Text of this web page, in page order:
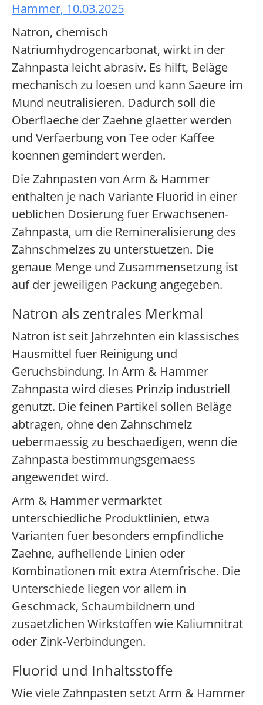
Hammer, 10.03.2025
Natron, chemisch
Natriumhydrogencarbonat, wirkt in der
Zahnpasta leicht abrasiv. Es hilft, Beläge
mechanisch zu loesen und kann Saeure im
Mund neutralisieren. Dadurch soll die
Oberflaeche der Zaehne glaetter werden
und Verfaerbung von Tee oder Kaffee
koennen gemindert werden.
Die Zahnpasten von Arm & Hammer
enthalten je nach Variante Fluorid in einer
ueblichen Dosierung fuer Erwachsenen-
Zahnpasta, um die Remineralisierung des
Zahnschmelzes zu unterstuetzen. Die
genaue Menge und Zusammensetzung ist
auf der jeweiligen Packung angegeben.
Natron als zentrales Merkmal
Natron ist seit Jahrzehnten ein klassisches
Hausmittel fuer Reinigung und
Geruchsbindung. In Arm & Hammer
Zahnpasta wird dieses Prinzip industriell
genutzt. Die feinen Partikel sollen Beläge
abtragen, ohne den Zahnschmelz
uebermaessig zu beschaedigen, wenn die
Zahnpasta bestimmungsgemaess
angewendet wird.
Arm & Hammer vermarktet
unterschiedliche Produktlinien, etwa
Varianten fuer besonders empfindliche
Zaehne, aufhellende Linien oder
Kombinationen mit extra Atemfrische. Die
Unterschiede liegen vor allem in
Geschmack, Schaumbildnern und
zusaetzlichen Wirkstoffen wie Kaliumnitrat
oder Zink-Verbindungen.
Fluorid und Inhaltsstoffe
Wie viele Zahnpasten setzt Arm & Hammer